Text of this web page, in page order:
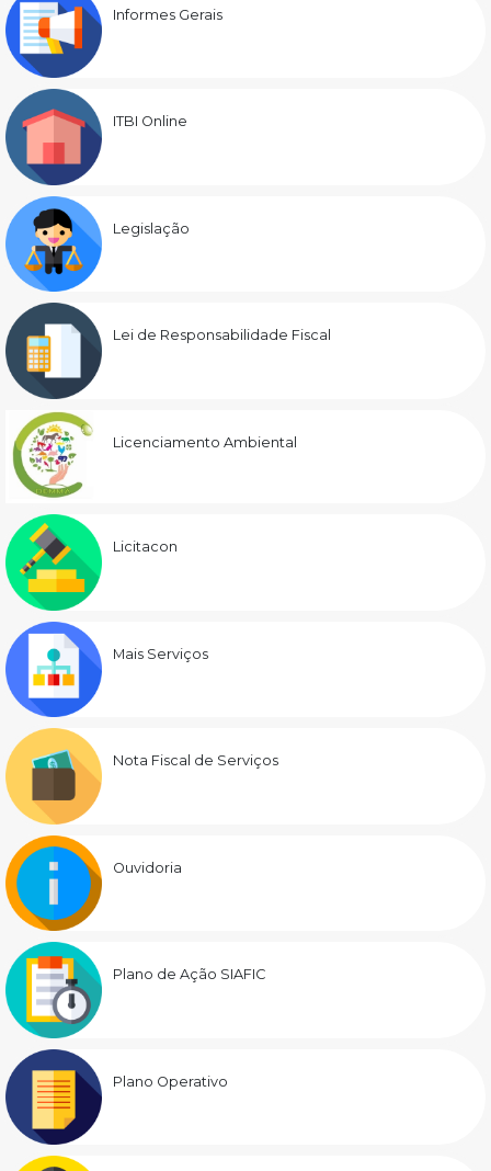
Informes Gerais
ITBI Online
Legislação
Lei de Responsabilidade Fiscal
Licenciamento Ambiental
Licitacon
Mais Serviços
Nota Fiscal de Serviços
Ouvidoria
Plano de Ação SIAFIC
Plano Operativo